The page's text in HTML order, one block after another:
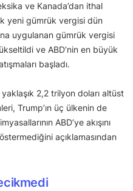
ve Kanada’dan ithal
yeni gümrük vergisi dün
uygulanan gümrük vergisi
ve ABD’nin en büyük
başladı.
2,2 trilyon doları altüst
Trump’ın üç ülkenin de
ABD’ye akışını
açıklamasından